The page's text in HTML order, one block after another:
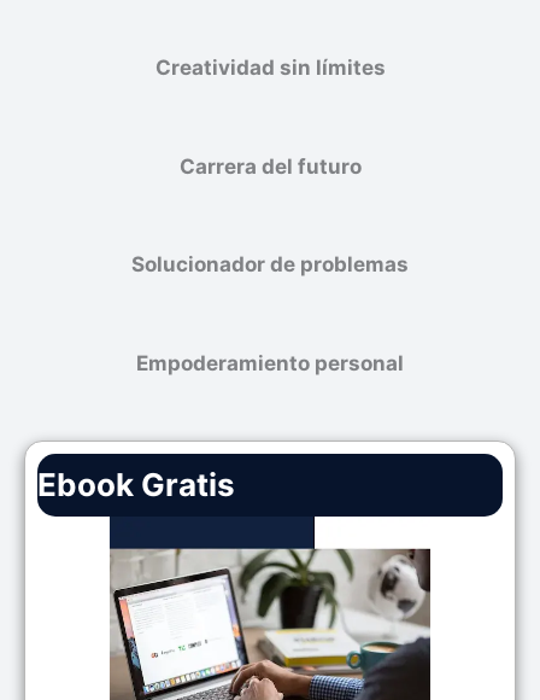
Creatividad sin límites
Carrera del futuro
Solucionador de problemas
Empoderamiento personal
Ebook Gratis